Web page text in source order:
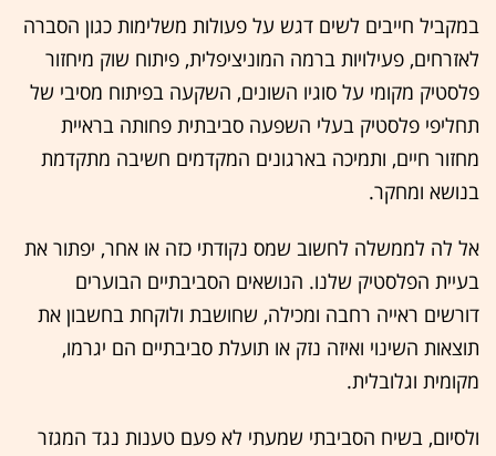
במקביל חייבים לשים דגש על פעולות משלימות כגון הסברה
לאזרחים, פעילויות ברמה המוניציפלית, פיתוח שוק מיחזור
פלסטיק מקומי על סוגיו השונים, השקעה בפיתוח מסיבי של
תחליפי פלסטיק בעלי השפעה סביבתית פחותה בראיית
מחזור חיים, ותמיכה בארגונים המקדמים חשיבה מתקדמת
בנושא ומחקר.
אל לה לממשלה לחשוב שמס נקודתי כזה או אחר, יפתור את
בעיית הפלסטיק שלנו. הנושאים הסביבתיים הבוערים
דורשים ראייה רחבה ומכילה, שחושבת ולוקחת בחשבון את
תוצאות השינוי ואיזה נזק או תועלת סביבתיים הם יגרמו,
מקומית וגלובלית.
ולסיום, בשיח הסביבתי שמעתי לא פעם טענות נגד המגזר